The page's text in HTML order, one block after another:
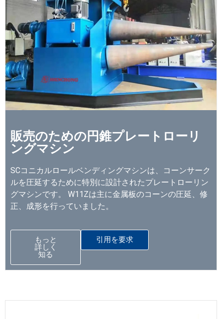
販売のための円錐プレートローリ
ングマシン
SCコニカルロールベンディングマシンは、コーンサーク
ルを圧延するために特別に設計されたプレートローリン
グマシンです。 W11Zは主に金属板のコーンの圧延、修
正、成形を行っていました。
もっと
詳しく
知る
引用を要求